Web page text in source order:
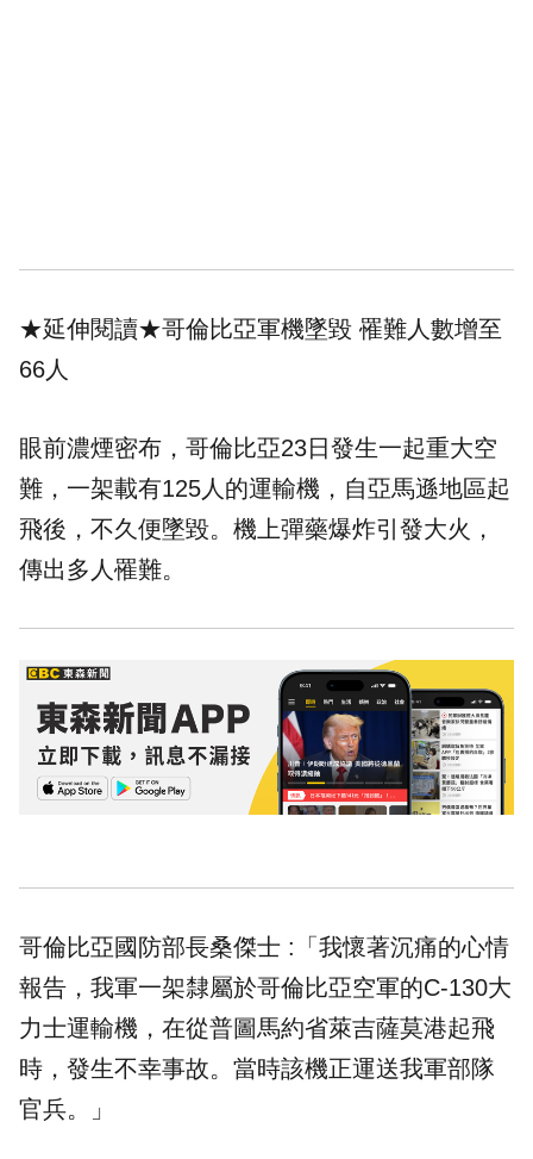
★延伸閱讀★哥倫比亞軍機墜毀 罹難人數增至
66人
眼前濃煙密布，哥倫比亞23日發生一起重大空
難 ，一架載有125人的運輸機，自亞馬遜地區起
飛後，不久便墜毀。機上彈藥爆炸引發大火，
傳出多人罹難。
哥倫比亞國防部長桑傑士 :「我懷著沉痛的心情
報告，我軍一架隸屬於哥倫比亞空軍的C-130大
力士運輸機，在從普圖馬約省萊吉薩莫港起飛
時，發生不幸事故。當時該機正運送我軍部隊
官兵。」